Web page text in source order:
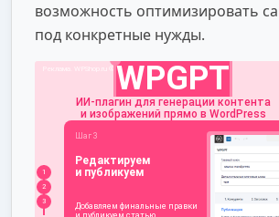
возможность оптимизировать
под конкретные нужды.